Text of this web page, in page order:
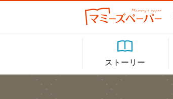

ストーリー